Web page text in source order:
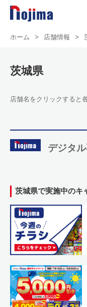
ホーム > 店舗情報 >
茨城県
店舗名をクリックすると
デジタ
茨城県で実施中のキ